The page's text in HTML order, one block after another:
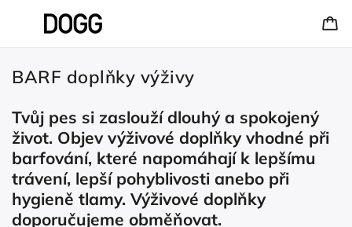
BARF doplňky výživy
Tvůj pes si zaslouží dlouhý a spokojený
život. Objev výživové doplňky vhodné při
barfování, které napomáhají k lepšímu
trávení, lepší pohyblivosti anebo při
hygieně tlamy. Výživové doplňky
doporučujeme obměňovat.